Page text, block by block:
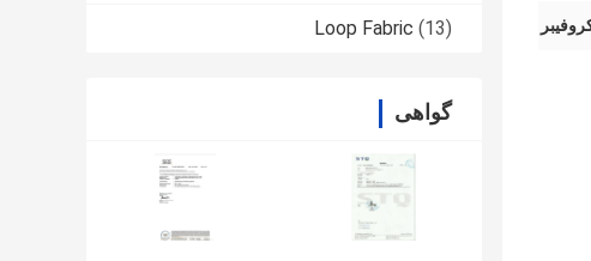
Loop Fabric (13)
گواهی